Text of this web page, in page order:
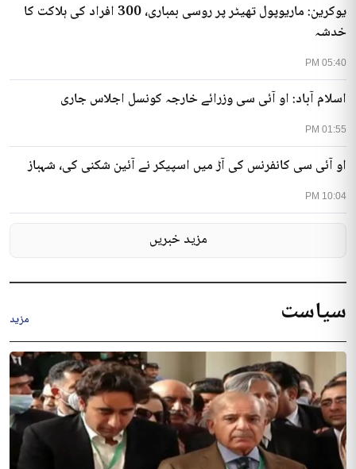
05:40 PM
یوکرین: ماریوپول تھیٹر پر روسی بمباری، 300 افراد کی ہلاکت کا
خدشہ
01:55 PM
اسلام آباد: او آئی سی وزرائے خارجہ کونسل اجلاس جاری
10:04 PM
او آئی سی کانفرنس کی آڑ میں اسپیکر نے آئین شکنی کی، شہباز
مزید خبریں
سیاست مزید